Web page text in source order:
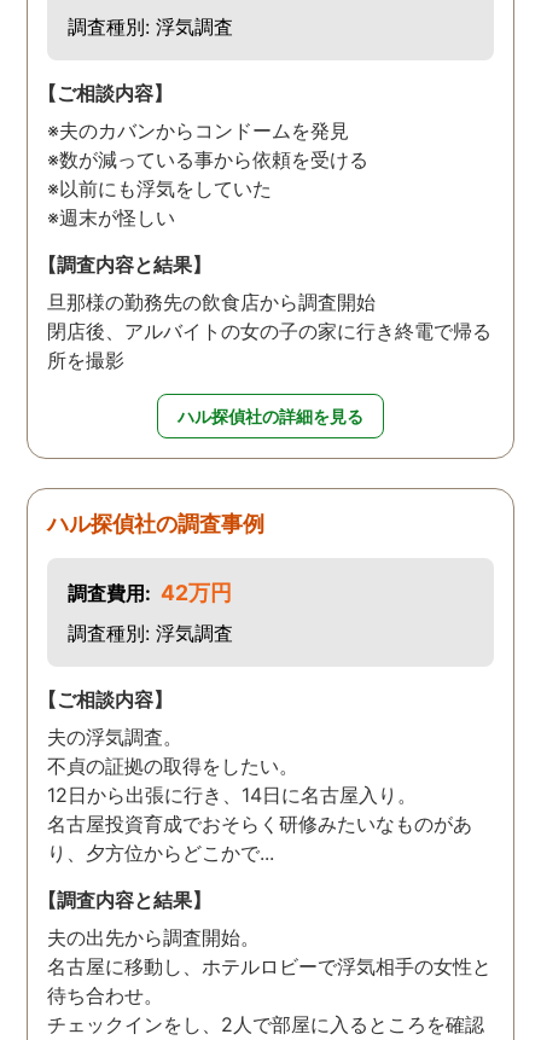
調査種別: 浮気調査
【ご相談内容】
※夫のカバンからコンドームを発見
※数が減っている事から依頼を受ける
※以前にも浮気をしていた
※週末が怪しい
【調査内容と結果】
旦那様の勤務先の飲食店から調査開始
閉店後、アルバイトの女の子の家に行き終電で帰る
所を撮影
ハル探偵社の詳細を見る
ハル探偵社の調査事例
調査費用: 42万円
調査種別: 浮気調査
【ご相談内容】
夫の浮気調査。
不貞の証拠の取得をしたい。
12日から出張に行き、14日に名古屋入り。
名古屋投資育成でおそらく研修みたいなものがあ
り、夕方位からどこかで...
【調査内容と結果】
夫の出先から調査開始。
名古屋に移動し、ホテルロビーで浮気相手の女性と
待ち合わせ。
チェックインをし、2人で部屋に入るところを確認